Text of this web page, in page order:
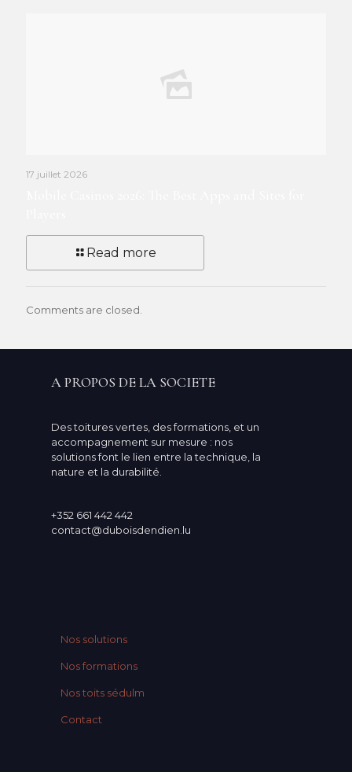
17 juillet 2026
Read more
Comments are closed.
A PROPOS DE LA SOCIETE
Des toitures vertes, des formations, et un
accompagnement sur mesure : nos
solutions font le lien entre la technique, la
nature et la durabilité.
+352 661 442 442
contact@duboisdendien.lu
Nos solutions
Nos formations
Nos toits sédulm
Contact